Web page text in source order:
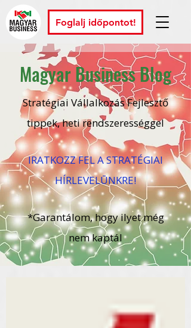
Foglalj időpontot!
Magyar Business Blog
Stratégiai Vállalkozás Fejlesztő
tippek, heti rendszerességgel
IRATKOZZ FEL A STRATÉGIAI
HÍRLEVELŪNKRE!
*Garantálom, hogy ilyet még
nem kaptál